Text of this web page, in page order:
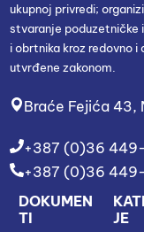
ukupnoj privredi;
stvaranje poduzetničke
i obrtnika kroz redovno i
utvrđene zakonom.
Braće Fejića 43,
+387 (0)36
+387 (0)36
JE
DOKUMEN
TI